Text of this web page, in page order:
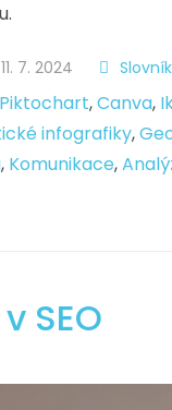
11. 7. 2024
Piktochart,Canva,
infografiky,
, Komunikace,
SEO